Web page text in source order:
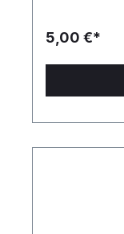
5,00 €*